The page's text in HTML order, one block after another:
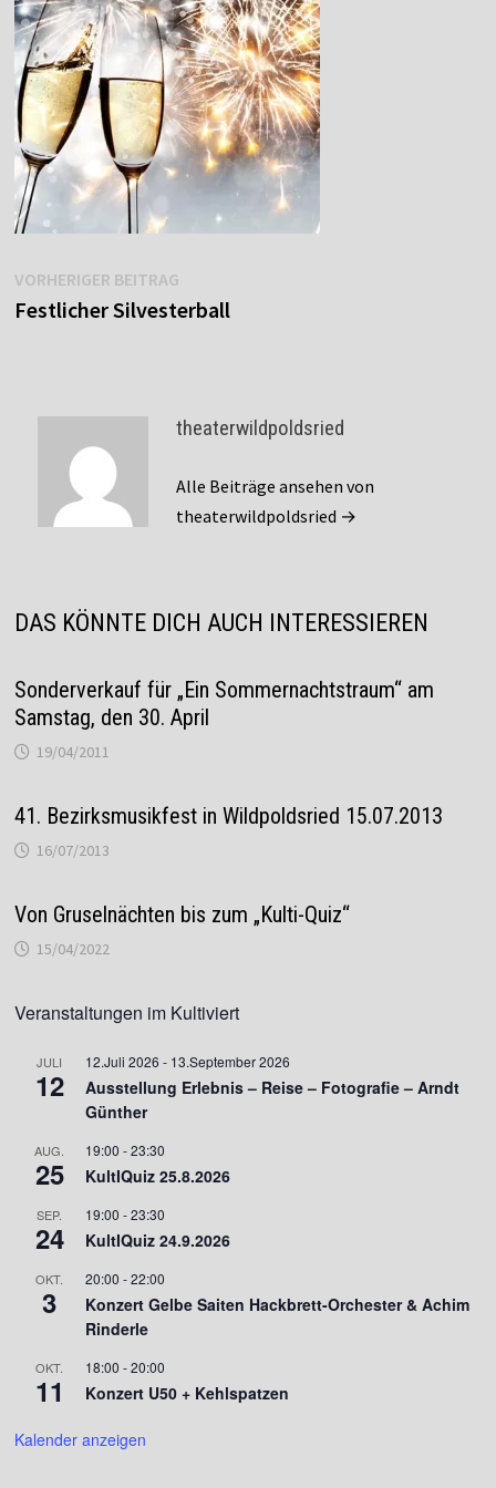
Beitragsnavigation
VORHERIGER BEITRAGVorheriger
Beitrag:
Festlicher Silvesterball
theaterwildpoldsried
Alle Beiträge ansehen von
theaterwildpoldsried →
DAS KÖNNTE DICH AUCH INTERESSIEREN
Sonderverkauf für „Ein Sommernachtstraum“ am
Samstag, den 30. April
19/04/2011
41. Bezirksmusikfest in Wildpoldsried 15.07.2013
16/07/2013
Von Gruselnächten bis zum „Kulti-Quiz“
15/04/2022
Veranstaltungen im Kultiviert
JULI
12
12.Juli 2026 - 13.September 2026
Ausstellung Erlebnis – Reise – Fotografie – Arndt
Günther
AUG.
25
19:00 -23:30
KultIQuiz 25.8.2026
SEP.
24
19:00 -23:30
KultIQuiz 24.9.2026
OKT.
3
20:00 -22:00
Konzert Gelbe Saiten Hackbrett-Orchester & Achim
Rinderle
OKT.
11
18:00 -20:00
Konzert U50 + Kehlspatzen
Kalender anzeigen